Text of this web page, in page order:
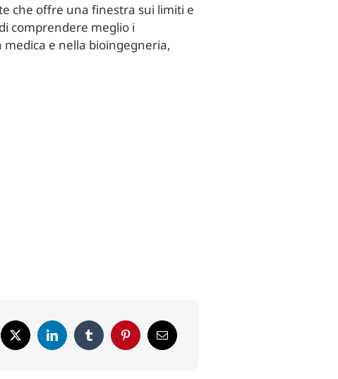
che offre una finestra sui limiti e
comprendere meglio i
e nella bioingegneria,